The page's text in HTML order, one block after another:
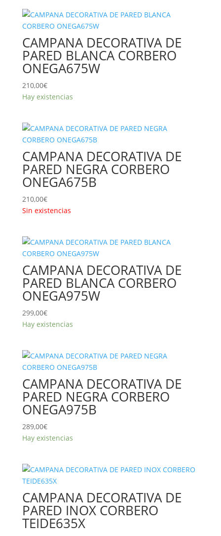
CAMPANA DECORATIVA DE
PARED BLANCA CORBERO
ONEGA675W
210,00€
Hay existencias
CAMPANA DECORATIVA DE
PARED NEGRA CORBERO
ONEGA675B
210,00€
Sin existencias
CAMPANA DECORATIVA DE
PARED BLANCA CORBERO
ONEGA975W
299,00€
Hay existencias
CAMPANA DECORATIVA DE
PARED NEGRA CORBERO
ONEGA975B
289,00€
Hay existencias
CAMPANA DECORATIVA DE
PARED INOX CORBERO
TEIDE635X